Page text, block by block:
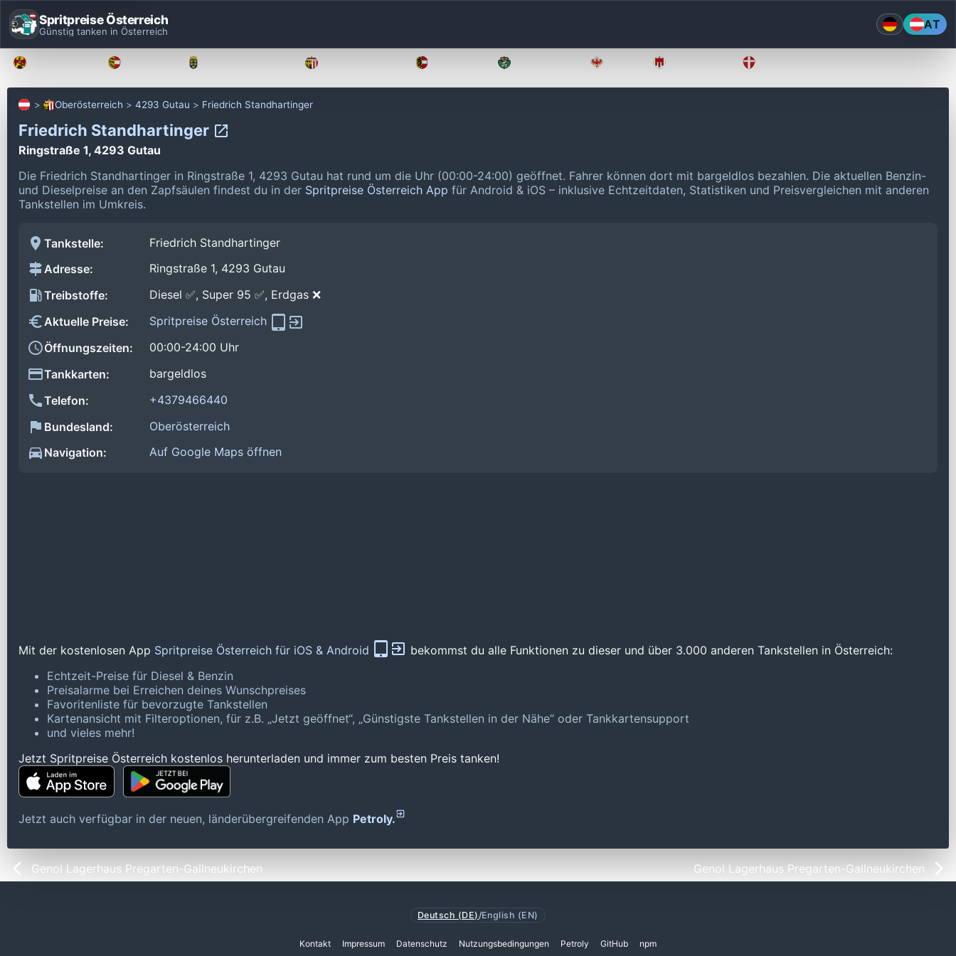
Spritpreise Österreich
Günstig tanken in Österreich AT
Oberösterreich 4293 Gutau Friedrich Standhartinger
Friedrich Standhartinger
Ringstraße 1, 4293 Gutau
Die Friedrich Standhartinger in Ringstraße 1, 4293 Gutau hat rund um die Uhr (00:00-24:00) geöffnet. Fahrer können dort mit bargeldlos bezahlen. Die aktuellen Benzin-
und Dieselpreise an den Zapfsäulen findest du in der Spritpreise Österreich App für Android & iOS – inklusive Echtzeitdaten, Statistiken und Preisvergleichen mit anderen
Tankstellen im Umkreis.
Tankstelle:
Friedrich Standhartinger
Adresse:
Ringstraße 1, 4293 Gutau
Treibstoffe:
Diesel ✅, Super 95 ✅, Erdgas ❌
Aktuelle Preise:
Spritpreise Österreich
Öffnungszeiten:
00:00-24:00 Uhr
Tankkarten:
bargeldlos
Telefon:
+4379466440
Bundesland:
Oberösterreich
Navigation:
Auf Google Maps öffnen
Mit der kostenlosen App Spritpreise Österreich für iOS & Android
bekommst du alle Funktionen zu dieser und über 3.000 anderen Tankstellen in Österreich:
Echtzeit-Preise für Diesel & Benzin
Preisalarme bei Erreichen deines Wunschpreises
Favoritenliste für bevorzugte Tankstellen
Kartenansicht mit Filteroptionen, für z.B. „Jetzt geöffnet“, „Günstigste Tankstellen in der Nähe“ oder Tankkartensupport
und vieles mehr!
Jetzt Spritpreise Österreich kostenlos herunterladen und immer zum besten Preis tanken!
Jetzt auch verfügbar in der neuen, länderübergreifenden App Petroly.
Genol Lagerhaus Pregarten-Gallneukirchen Genol Lagerhaus Pregarten-Gallneukirchen
Deutsch (DE) /English (EN)
Kontakt Impressum Datenschutz Nutzungsbedingungen Petroly GitHub npm